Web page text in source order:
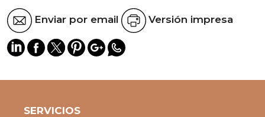
Enviar por email Versión impresa
SERVICIOS